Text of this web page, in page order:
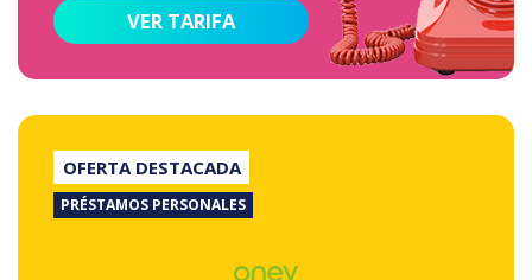
VER TARIFA
OFERTA DESTACADA
PRÉSTAMOS PERSONALES